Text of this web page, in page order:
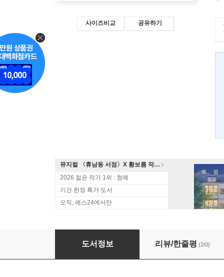
사이즈비교 공유하기
뮤지컬 〈휴남동 서점〉X 황보름 작가 북토크
2026 젊은 작가 1위 : 청예
기간 한정 특가 도서
오직, 예스24에서만
행복한 왕자
도서정보 리뷰/한줄평 (2/0)